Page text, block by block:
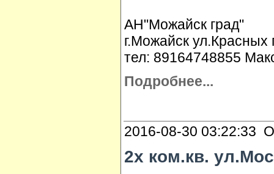
АН"Можайск град"
г.Можайск
тел: 89164748855
Подробнее...
2016-08-30 03:22:33
2х ком.кв.